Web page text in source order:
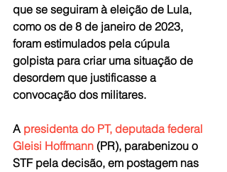
que se seguiram à eleição de Lula,
como os de 8 de janeiro de 2023,
foram estimulados pela cúpula
golpista para criar uma situação de
desordem que justificasse a
convocação dos militares.
A presidenta do PT, deputada federal
Gleisi Hoffmann (PR), parabenizou o
STF pela decisão, em postagem nas